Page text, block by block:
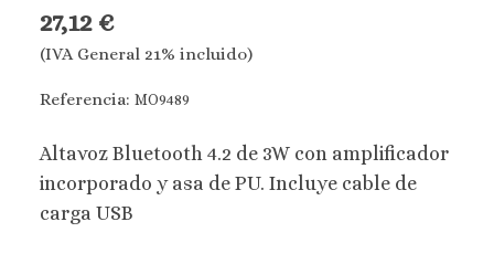
27,12 €
(IVA General 21% incluido)
Referencia: MO9489
Altavoz Bluetooth 4.2 de 3W con amplificador
incorporado y asa de PU. Incluye cable de
carga USB